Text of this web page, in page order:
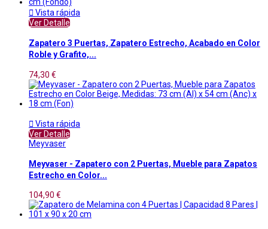
 Vista rápida
Ver Detalle
Zapatero 3 Puertas, Zapatero Estrecho, Acabado en Color
Roble y Grafito,...
74,30 €
 Vista rápida
Ver Detalle
Meyvaser
Meyvaser - Zapatero con 2 Puertas, Mueble para Zapatos
Estrecho en Color...
104,90 €